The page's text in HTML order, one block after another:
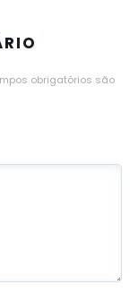
obrigatórios são